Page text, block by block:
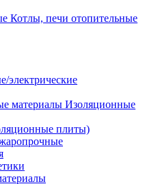
Котлы, печи отопительные
электрические
Изоляционные
плиты)